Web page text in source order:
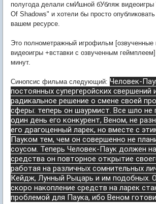
полугода делали смИшной бУбляж видеоигры
Of Shadows" и хотели бы просто
вашем ресурсе.
Это полнометражный игрофильм [озвученные
видеоигры +вставки с озвученным
минут.
Синопсис фильма следующий: Человек-
постоянных супергеройских свершений
радикальное решение о смене своей
сферы: теперь он шаурмист. Все шло не
один день его конкурент, Веном, не
его драгоценный ларек, но вместе с
Пауком тем, чем он совершенно не
соусом. Теперь Человек-Паук должен
средства он повторное открытие
работая на различных сомнительных
Кейдж, Лунный Рыцарь и им подобных.
скоро накопление средств на ларек
проблемой для Паука, ибо Веном